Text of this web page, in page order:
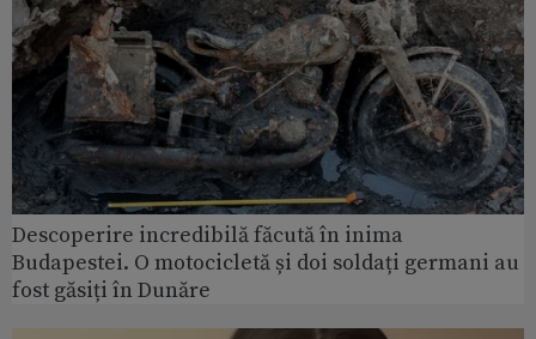
Descoperire incredibilă făcută în inima
Budapestei. O motocicletă și doi soldați germani au
fost găsiți în Dunăre